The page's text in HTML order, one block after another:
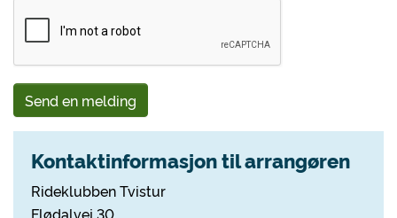
Send en melding
Kontaktinformasjon til arrangøren
Rideklubben Tvistur
Flødalvej 30